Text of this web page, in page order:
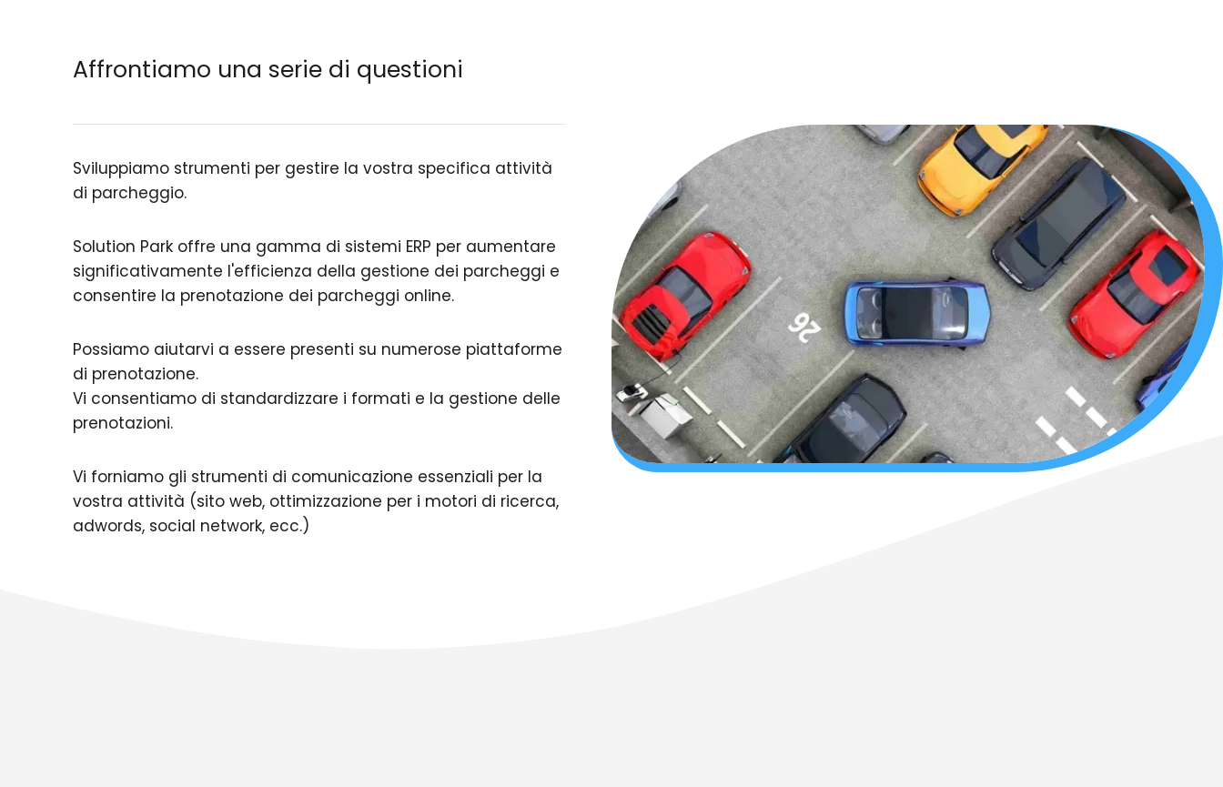
Affrontiamo una serie di questioni
Sviluppiamo strumenti per gestire la vostra specifica attività
di parcheggio.
Solution Park offre una gamma di sistemi ERP per aumentare
significativamente l'efficienza della gestione dei parcheggi e
consentire la prenotazione dei parcheggi online.
Possiamo aiutarvi a essere presenti su numerose piattaforme
di prenotazione.
Vi consentiamo di standardizzare i formati e la gestione delle
prenotazioni.
Vi forniamo gli strumenti di comunicazione essenziali per la
vostra attività (sito web, ottimizzazione per i motori di ricerca,
adwords, social network, ecc.)